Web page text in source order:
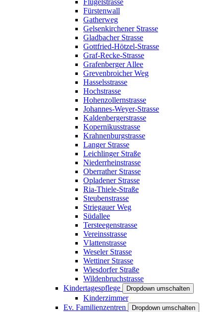
Fürstenwall
Gatherweg
Gelsenkirchener Strasse
Gladbacher Strasse
Gottfried-Hötzel-Strasse
Graf-Recke-Strasse
Grafenberger Allee
Grevenbroicher Weg
Hasselsstrasse
Hochstrasse
Hohenzollernstrasse
Johannes-Weyer-Strasse
Kaldenbergerstrasse
Kopernikusstrasse
Krahnenburgstrasse
Langer Strasse
Leichlinger Straße
Niederrheinstrasse
Oberrather Strasse
Opladener Strasse
Ria-Thiele-Straße
Steubenstrasse
Striegauer Weg
Südallee
Tersteegenstrasse
Vereinsstrasse
Vlattenstrasse
Weseler Strasse
Wettiner Strasse
Wiesdorfer Straße
Wildenbruchstrasse
Kindertagespflege
Dropdown umschalten
Kinderzimmer
Ev. Familienzentren
Dropdown umschalten